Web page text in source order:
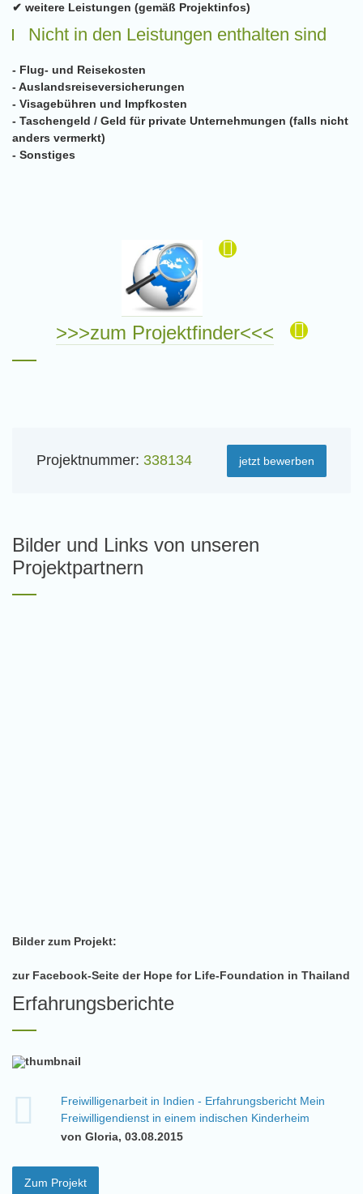
✔ weitere Leistungen (gemäß Projektinfos)
Nicht in den Leistungen enthalten sind
- Flug- und Reisekosten
- Auslandsreiseversicherungen
- Visagebühren und Impfkosten
- Taschengeld / Geld für private Unternehmungen (falls nicht
anders vermerkt)
- Sonstiges
>>>zum Projektfinder<<<
Projektnummer: 338134 jetzt bewerben
Bilder und Links von unseren
Projektpartnern
Bilder zum Projekt:
zur Facebook-Seite der Hope for Life-Foundation in Thailand
Erfahrungsberichte
Freiwilligenarbeit in Indien - Erfahrungsbericht Mein
Freiwilligendienst in einem indischen Kinderheim
von Gloria, 03.08.2015
Zum Projekt